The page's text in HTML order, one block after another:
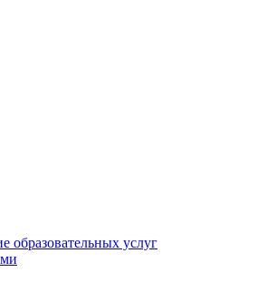
образовательных услуг